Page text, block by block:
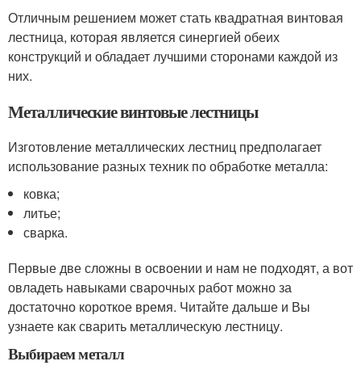
Отличным решением может стать квадратная винтовая
лестница, которая является синергией обеих
конструкций и обладает лучшими сторонами каждой из
них.
Металлические винтовые лестницы
Изготовление металлических лестниц предполагает
использование разных техник по обработке металла:
ковка;
литье;
сварка.
Первые две сложны в освоении и нам не подходят, а вот
овладеть навыками сварочных работ можно за
достаточно короткое время. Читайте дальше и Вы
узнаете как сварить металлическую лестницу.
Выбираем металл